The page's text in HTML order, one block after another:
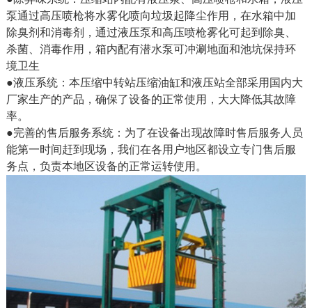
泵通过高压喷枪将水雾化喷向垃圾起降尘作用，在水箱中加
除臭剂和消毒剂，通过液压泵和高压喷枪雾化可起到除臭、
杀菌、消毒作用，箱内配有潜水泵可冲涮地面和池坑保持环
境卫生
●液压系统：本压缩中转站压缩油缸和液压站全部采用国内大
厂家生产的产品，确保了设备的正常使用，大大降低其故障
率。
●完善的售后服务系统：为了在设备出现故障时售后服务人员
能第一时间赶到现场，我们在各用户地区都设立专门售后服
务点，负责本地区设备的正常运转使用。